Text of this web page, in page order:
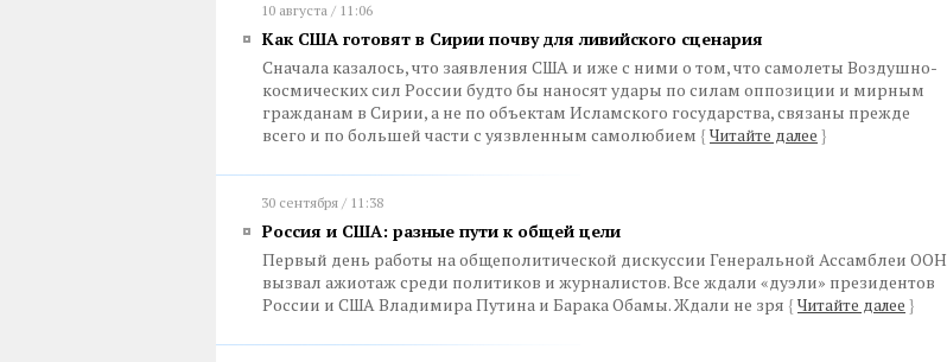
10 августа / 11:06
Как США готовят в Сирии почву для ливийского сценария
Сначала казалось, что заявления США и иже с ними о том, что самолеты Воздушно-
космических сил России будто бы наносят удары по силам оппозиции и мирным
гражданам в Сирии, а не по объектам Исламского государства, связаны прежде
всего и по большей части с уязвленным самолюбием { Читайте далее }
30 сентября / 11:38
Россия и США: разные пути к общей цели
Первый день работы на общеполитической дискуссии Генеральной Ассамблеи ООН
вызвал ажиотаж среди политиков и журналистов. Все ждали «дуэли» президентов
России и США Владимира Путина и Барака Обамы. Ждали не зря { Читайте далее }